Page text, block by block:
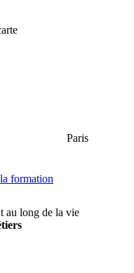
Paris
formation
au long de la vie